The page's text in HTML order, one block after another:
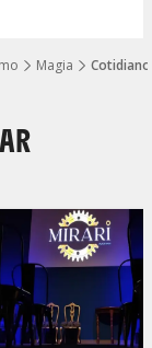
Magia